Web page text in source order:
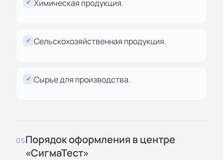
✓ Химическая продукция.
✓ Сельскохозяйственная продукция.
✓ Сырье для производства.
05Порядок оформления в центре
«СигмаТест»